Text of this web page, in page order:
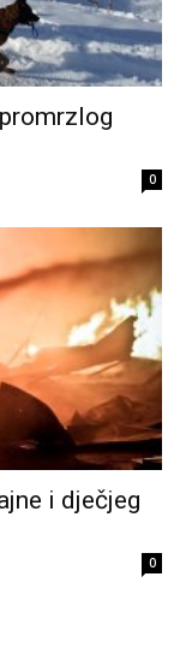
0
i dječjeg
0